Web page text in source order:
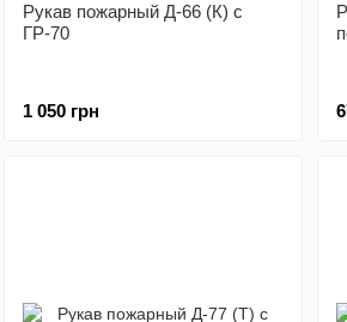
Рукав пожарный Д-66 (К) с
ГР-70
1 050 грн